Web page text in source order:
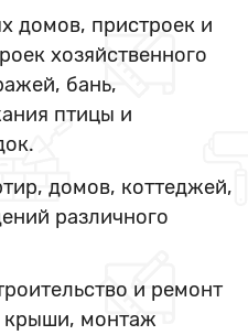
домов, пристроек и
хозяйственного
бань,
птицы и
домов, коттеджей,
различного
и ремонт
крыши, монтаж